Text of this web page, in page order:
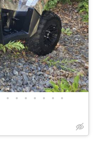
• • • • • • •